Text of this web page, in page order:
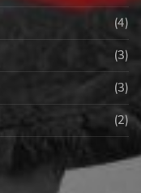
(4)
(3)
(3)
(2)